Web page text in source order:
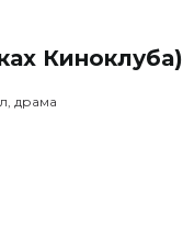
Киноклуба)
драма